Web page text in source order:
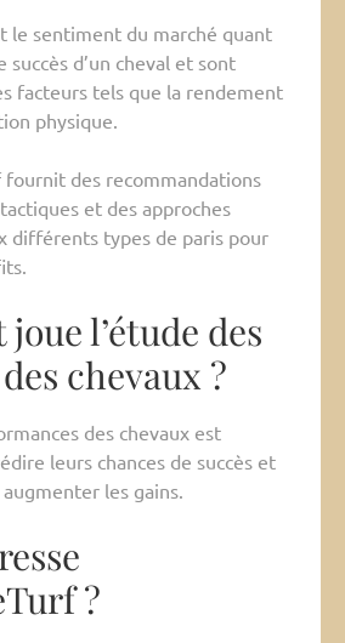
le sentiment du marché quant
d’un cheval et sont
facteurs tels que la rendement
physique.
fournit des recommandations
et des approches
différents types de paris pour
l’étude des
chevaux ?
des chevaux est
leurs chances de succès et
les gains.
?